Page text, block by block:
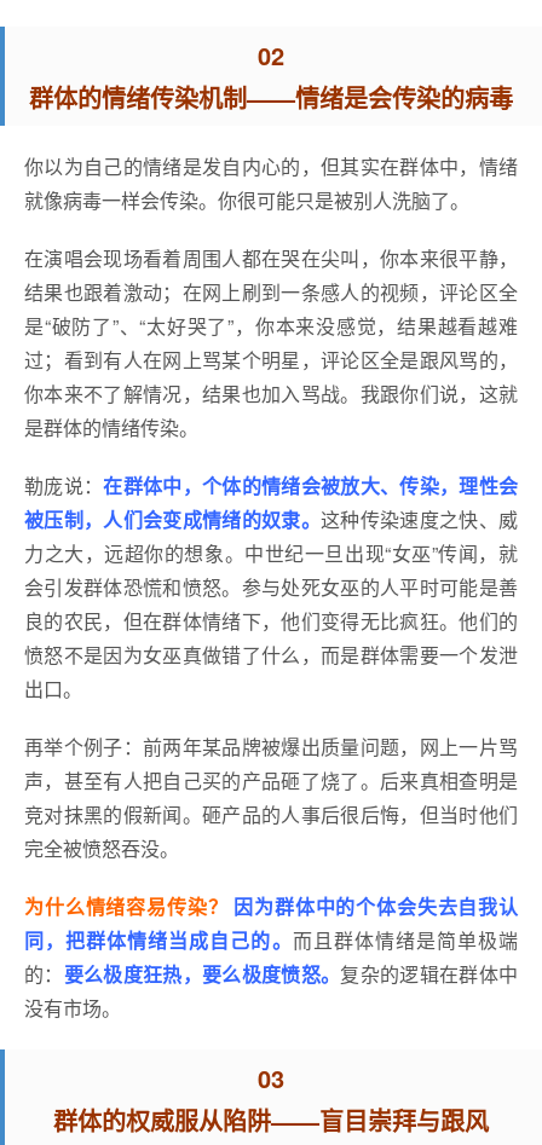
02
群体的情绪传染机制——情绪是会传染的病毒
你以为自己的情绪是发自内心的，但其实在群体中，情绪
就像病毒一样会传染。你很可能只是被别人洗脑了。
在演唱会现场看着周围人都在哭在尖叫，你本来很平静，
结果也跟着激动；在网上刷到一条感人的视频，评论区全
是“破防了”、“太好哭了”，你本来没感觉，结果越看越难
过；看到有人在网上骂某个明星，评论区全是跟风骂的，
你本来不了解情况，结果也加入骂战。我跟你们说，这就
是群体的情绪传染。
勒庞说：在群体中，个体的情绪会被放大、传染，理性会
被压制，人们会变成情绪的奴隶。 这种传染速度之快、威
力之大，远超你的想象。中世纪一旦出现“女巫”传闻，就
会引发群体恐慌和愤怒。参与处死女巫的人平时可能是善
良的农民，但在群体情绪下，他们变得无比疯狂。他们的
愤怒不是因为女巫真做错了什么，而是群体需要一个发泄
出口。
再举个例子：前两年某品牌被爆出质量问题，网上一片骂
声，甚至有人把自己买的产品砸了烧了。后来真相查明是
竞对抹黑的假新闻。砸产品的人事后很后悔，但当时他们
完全被愤怒吞没。
为什么情绪容易传染？
因为群体中的个体会失去自我认
同，把群体情绪当成自己的。 而且群体情绪是简单极端
的： 要么极度狂热，要么极度愤怒。 复杂的逻辑在群体中
没有市场。
03
群体的权威服从陷阱——盲目崇拜与跟风